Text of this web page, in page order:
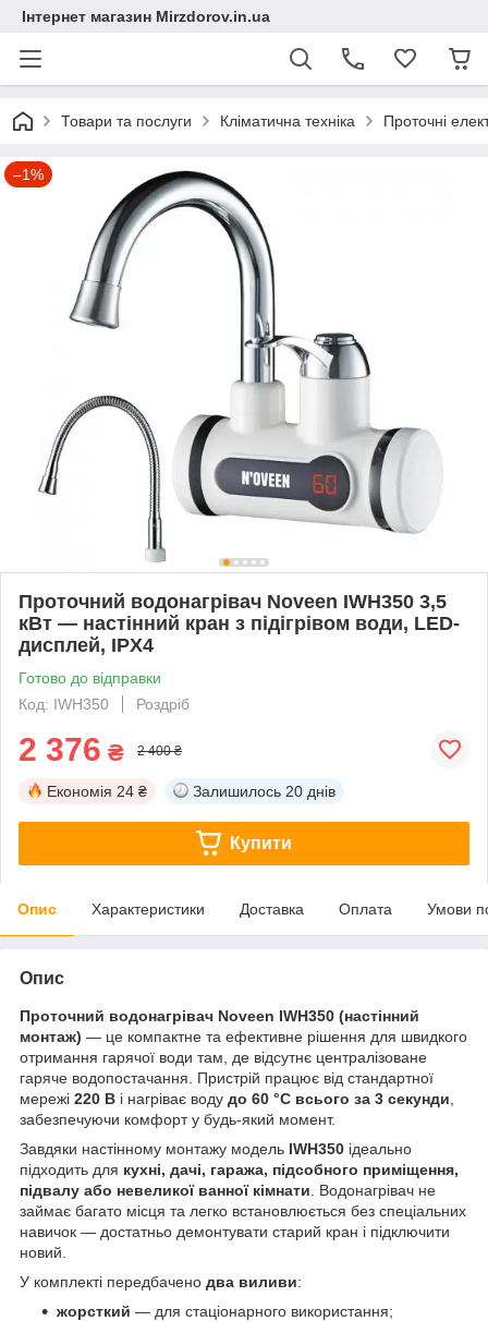
Інтернет магазин Mirzdorov.in.ua
Товари та послуги Кліматична техніка Проточні
–1%
Проточний водонагрівач Noveen IWH350 3,5
кВт — настінний кран з підігрівом води, LED-
дисплей, IPX4
Готово до відправки
Код: IWH350
Роздріб
2 376 ₴ 2 400 ₴
Економія 24 ₴ Залишилось 20 днів
Купити
Опис Характеристики Доставка Оплата Умови
Опис
Проточний водонагрівач Noveen IWH350 (настінний
монтаж) — це компактне та ефективне рішення для швидкого
отримання гарячої води там, де відсутнє централізоване
гаряче водопостачання. Пристрій працює від стандартної
мережі 220 В і нагріває воду до 60 °C всього за 3 секунди
забезпечуючи комфорт у будь-який момент.
Завдяки настінному монтажу модель IWH350 ідеально
підходить для кухні, дачі, гаража, підсобного приміщення,
підвалу або невеликої ванної кімнати . Водонагрівач не
займає багато місця та легко встановлюється без спеціальних
навичок — достатньо демонтувати старий кран і підключити
новий.
У комплекті передбачено два виливи:
жорсткий — для стаціонарного використання;